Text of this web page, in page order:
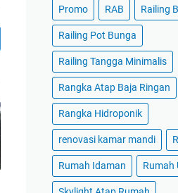
Promo RAB Railing
Railing Pot Bunga
Railing Tangga Minimalis
Rangka Atap Baja Ringan
Rangka Hidroponik
renovasi kamar mandi
Rumah Idaman Rumah